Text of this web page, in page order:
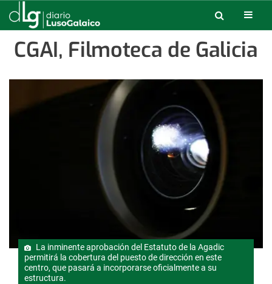
CGAI, Filmoteca de Galicia
La inminente aprobación del Estatuto de la Agadic
permitirá la cobertura del puesto de dirección en este
centro, que pasará a incorporarse oficialmente a su
estructura.